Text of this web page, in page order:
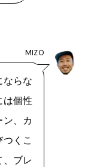
MIZO
ならな
は個性
、カ
くこ
ブレ